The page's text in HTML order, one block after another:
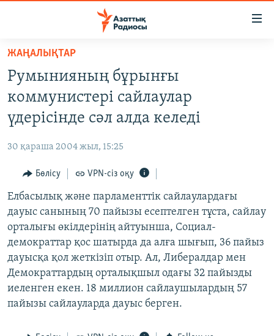
Skip
main
content
main
Navigation
Search
САЯСАТ
AZATTYQTV
АДАМ ҚҰҚЫҚТАРЫ
ӘЛЕУМЕТ
ӘЛЕМ
АРНАЙЫ ЖОБАЛАР
Русский
ЖАЗЫЛЫҢЫЗ
ЖАҢАЛЫҚТАР
Румынияның бұрынғы
коммунистері сайлаулар
үдерісінде сәл алда келеді
30 қараша 2004 жыл, 15:25
Бөлісу VPN-сіз оқу
Елбасылық және парламенттік сайлаулардағы
дауыс санының 70 пайызы есептелген тұста, сайлау
орталығы өкілдерінің айтуынша, Социал-
демократтар қос шатырда да алға шығып, 36 пайыз
дауысқа қол жеткізіп отыр. Ал, Либералдар мен
Демократтардың орталықшыл одағы 32 пайызды
иеленген екен. 18 миллион сайлаушылардың 57
пайызы сайлауларда дауыс берген.